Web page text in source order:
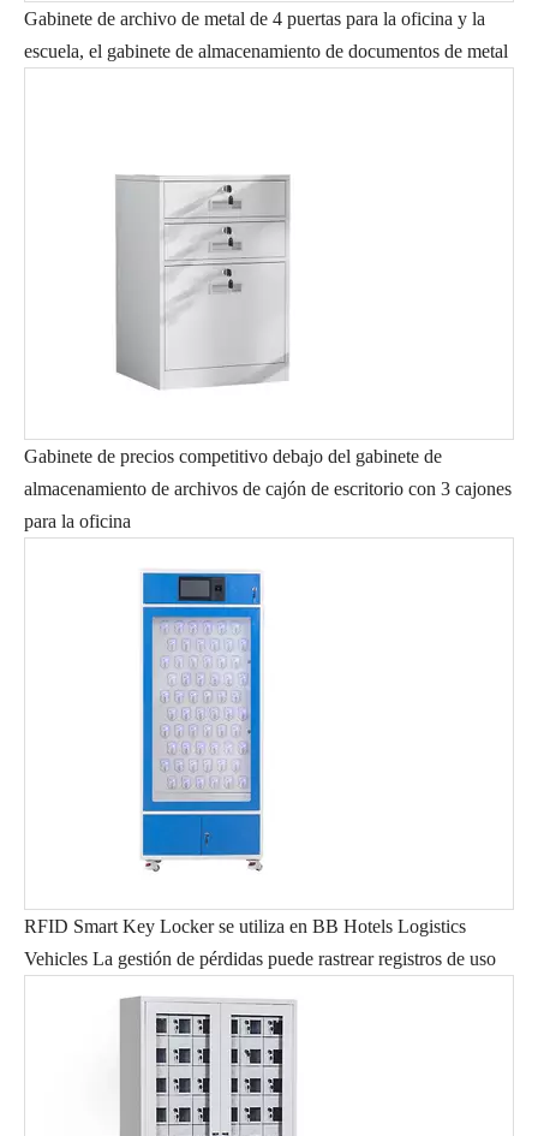
Gabinete de archivo de metal de 4 puertas para la oficina y la
escuela, el gabinete de almacenamiento de documentos de metal
Gabinete de precios competitivo debajo del gabinete de
almacenamiento de archivos de cajón de escritorio con 3 cajones
para la oficina
RFID Smart Key Locker se utiliza en BB Hotels Logistics
Vehicles La gestión de pérdidas puede rastrear registros de uso